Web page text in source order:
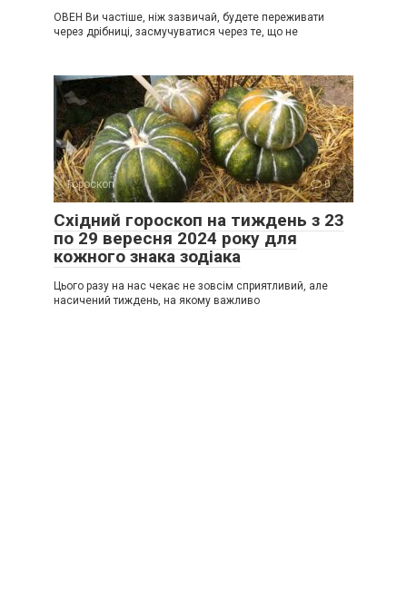
ОВЕН Ви частіше, ніж зазвичай, будете переживати
через дрібниці, засмучуватися через те, що не
Гороскоп 0
Східний гороскоп на тиждень з 23
по 29 вересня 2024 року для
кожного знака зодіака
Цього разу на нас чекає не зовсім сприятливий, але
насичений тиждень, на якому важливо